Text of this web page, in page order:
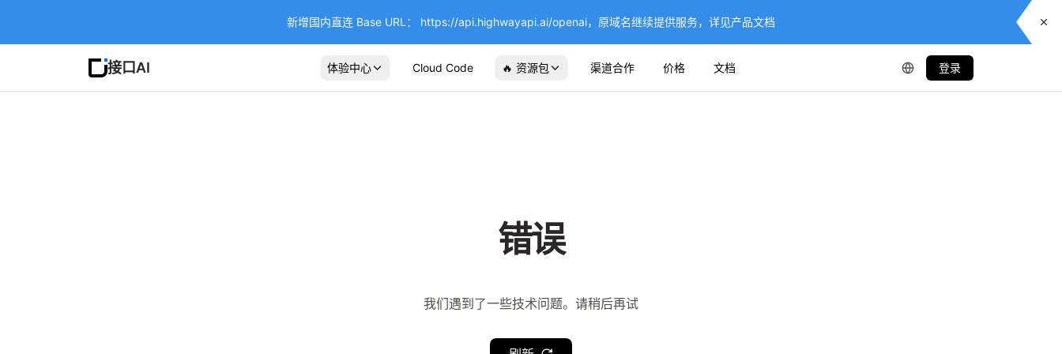
新增国内直连 Base URL： https://api.highwayapi.ai/openai，原域名继续提供服务，详见产品文档
接口AI 体验中心 Cloud Code 🔥 资源包 渠道合作 价格 文档 登录
错误
我们遇到了一些技术问题。请稍后再试